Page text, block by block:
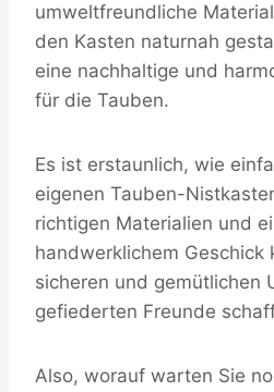
umweltfreundliche
den Kasten naturnah
eine nachhaltige und
für die Tauben.
Es ist erstaunlich, wie
eigenen Tauben-
richtigen Materialien und
handwerklichem Geschick
sicheren und gemütlichen
gefiederten Freunde
Also, worauf warten Sie